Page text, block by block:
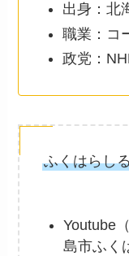
出身：北
職業：コ
政党：
ふくはらし
Youtube
島市ふく